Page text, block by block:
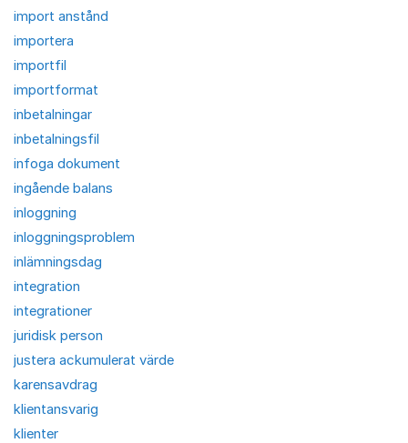
import anstånd
importera
importfil
importformat
inbetalningar
inbetalningsfil
infoga dokument
ingående balans
inloggning
inloggningsproblem
inlämningsdag
integration
integrationer
juridisk person
justera ackumulerat värde
karensavdrag
klientansvarig
klienter